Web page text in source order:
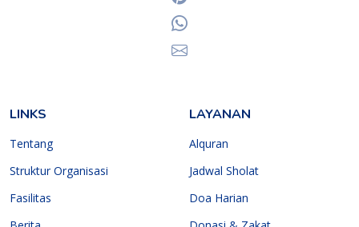
Email
LINKS
Tentang
Struktur Organisasi
Fasilitas
LAYANAN
Alquran
Jadwal Sholat
Doa Harian